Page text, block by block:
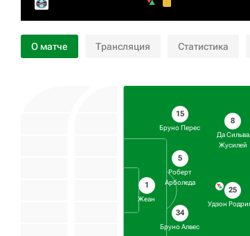
О матче Трансляция Статистика
1
Жеан
15
Бруно Перес
5
Роберт
Арболеда
34
Бруно Алвес
8
Да Сильва
Жусилей
25
Удзон